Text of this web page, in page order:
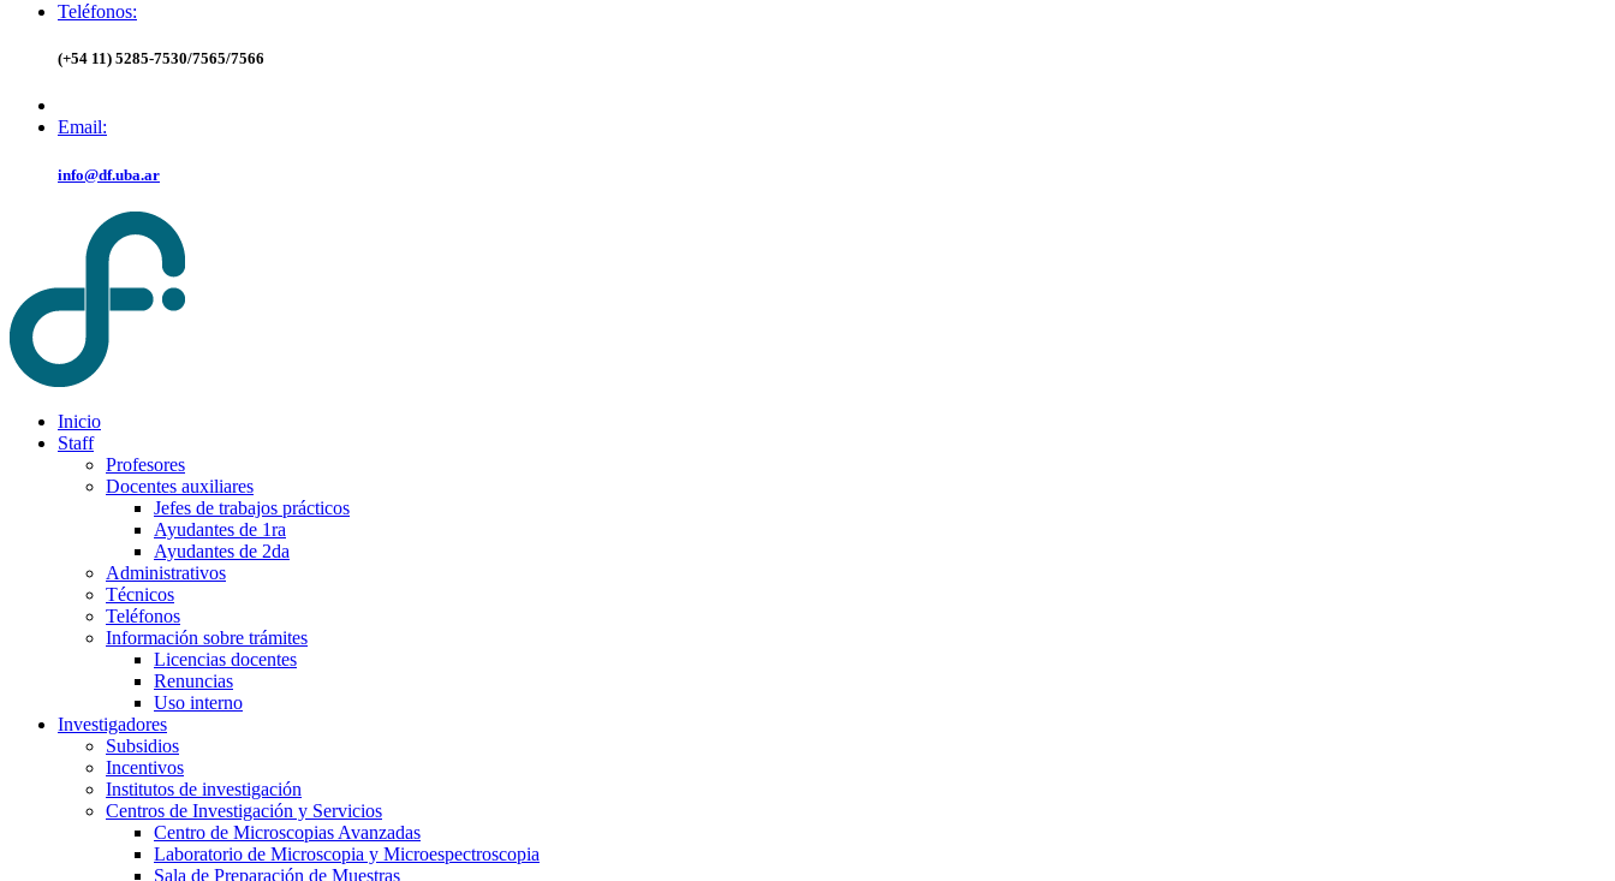
Teléfonos:
(+54 11) 5285-7530/7565/7566
Email:
info@df.uba.ar
Inicio
Staff
Profesores
Docentes auxiliares
Jefes de trabajos prácticos
Ayudantes de 1ra
Ayudantes de 2da
Administrativos
Técnicos
Teléfonos
Información sobre trámites
Licencias docentes
Renuncias
Uso interno
Investigadores
Subsidios
Incentivos
Institutos de investigación
Centros de Investigación y Servicios
Centro de Microscopias Avanzadas
Laboratorio de Microscopia y Microespectroscopia
Sala de Preparación de Muestras